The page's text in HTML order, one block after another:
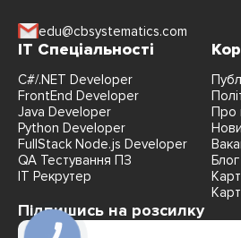
edu@cbsystematics.com
IT Спеціальності
C#/.NET Developer
FrontEnd Developer
Java Developer
Python Developer
FullStack Node.js Developer
QA Тестування ПЗ
IT Рекрутер
Про
Блог
Підпишись на розсилку